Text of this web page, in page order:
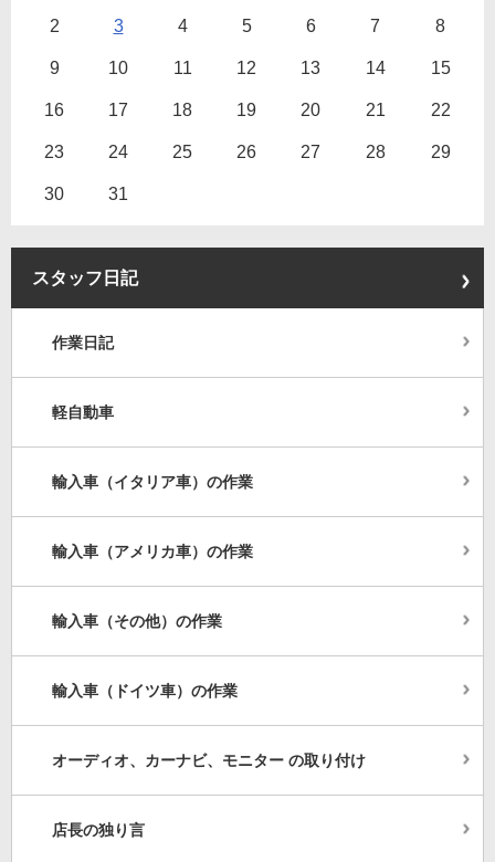
2 3 4 5 6 7 8
9 10 11 12 13 14 15
16 17 18 19 20 21 22
23 24 25 26 27 28 29
30 31
スタッフ日記
作業日記
軽自動車
輸入車（イタリア車）の作業
輸入車（アメリカ車）の作業
輸入車（その他）の作業
輸入車（ドイツ車）の作業
オーディオ、カーナビ、モニター の取り付け
店長の独り言